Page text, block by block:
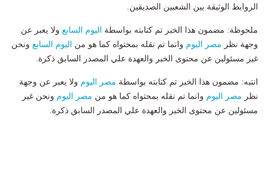
الروابط الوثيقة بين الشعبين الصديقين.
ملحوظة: مضمون هذا الخبر تم كتابته بواسطة اليوم السابع ولا يعبر عن
وجهة نظر مصر اليوم وانما تم نقله بمحتواه كما هو من اليوم السابع ونحن
غير مسئولين عن محتوى الخبر والعهدة علي المصدر السابق ذكرة.
انتبه: مضمون هذا الخبر تم كتابته بواسطة مصر اليوم ولا يعبر عن وجهة
نظر مصر اليوم وانما تم نقله بمحتواه كما هو من مصر اليوم ونحن غير
مسئولين عن محتوى الخبر والعهدة علي المصدر السابق ذكرة.